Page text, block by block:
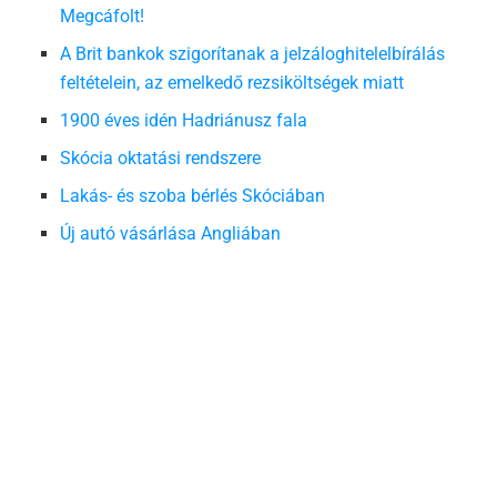
Megcáfolt!
A Brit bankok szigorítanak a jelzáloghitelelbírálás
feltételein, az emelkedő rezsiköltségek miatt
1900 éves idén Hadriánusz fala
Skócia oktatási rendszere
Lakás- és szoba bérlés Skóciában
Új autó vásárlása Angliában